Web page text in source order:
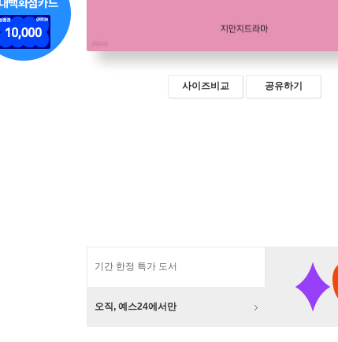
사이즈비교 공유하기
기간 한정 특가 도서
오직, 예스24에서만